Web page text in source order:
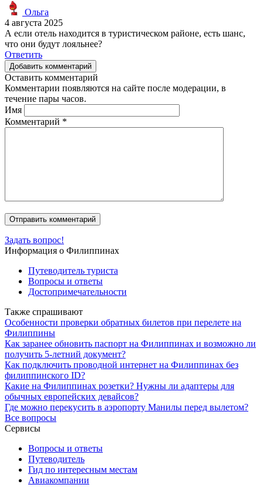
Ольга
4 августа 2025
А если отель находится в туристическом районе, есть шанс,
что они будут лояльнее?
Ответить
Добавить комментарий
Оставить комментарий
Комментарии появляются на сайте после модерации, в
течение пары часов.
Имя
Комментарий *
Задать вопрос!
Информация о Филиппинах
Путеводитель туриста
Вопросы и ответы
Достопримечательности
Также спрашивают
Особенности проверки обратных билетов при перелете на
Филиппины
Как заранее обновить паспорт на Филиппинах и возможно ли
получить 5-летний документ?
Как подключить проводной интернет на Филиппинах без
филиппинского ID?
Какие на Филиппинах розетки? Нужны ли адаптеры для
обычных европейских девайсов?
Где можно перекусить в аэропорту Манилы перед вылетом?
Все вопросы
Сервисы
Вопросы и ответы
Путеводитель
Гид по интересным местам
Авиакомпании